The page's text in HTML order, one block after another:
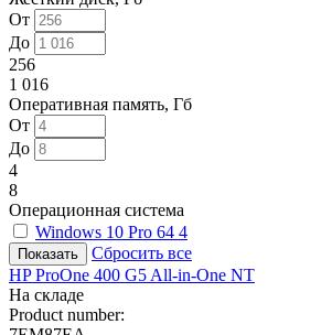
От
До
256
1 016
Оперативная память, Гб
От
До
4
8
Операционная система
Windows 10 Pro 64 4
Сбросить все
HP ProOne 400 G5 All-in-One NT
На складе
Product number: